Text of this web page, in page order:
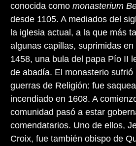
conocida como monasterium
desde 1105. A mediados del
la iglesia actual, a la que más
algunas capillas, suprimidas
1458, una bula del papa Pío II
de abadía. El monasterio
guerras de Religión: fue
incendiado en 1608. A
comunidad pasó a estar
comendatarios. Uno de ellos,
Croix, fue también obispo de